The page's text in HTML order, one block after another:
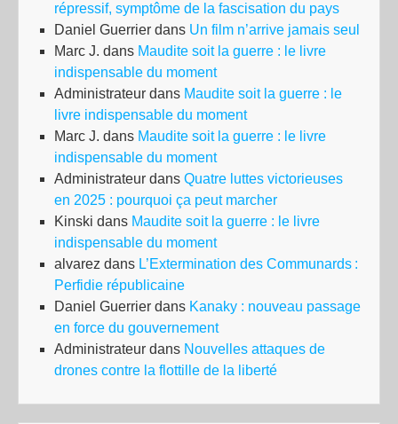
répressif, symptôme de la fascisation du pays
Daniel Guerrier dans Un film n’arrive jamais seul
Marc J. dans Maudite soit la guerre : le livre
indispensable du moment
Administrateur dans Maudite soit la guerre : le
livre indispensable du moment
Marc J. dans Maudite soit la guerre : le livre
indispensable du moment
Administrateur dans Quatre luttes victorieuses
en 2025 : pourquoi ça peut marcher
Kinski dans Maudite soit la guerre : le livre
indispensable du moment
alvarez dans L’Extermination des Communards :
Perfidie républicaine
Daniel Guerrier dans Kanaky : nouveau passage
en force du gouvernement
Administrateur dans Nouvelles attaques de
drones contre la flottille de la liberté